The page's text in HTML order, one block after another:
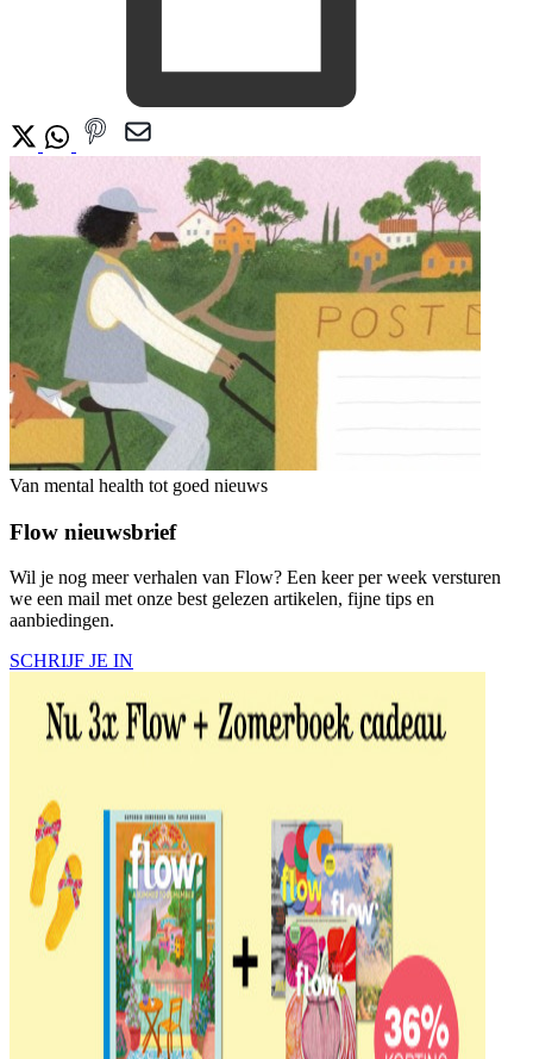
Van mental health tot goed nieuws
Flow nieuwsbrief
Wil je nog meer verhalen van Flow? Een keer per week versturen
we een mail met onze best gelezen artikelen, fijne tips en
aanbiedingen.
SCHRIJF JE IN